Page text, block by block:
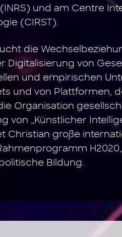
und am Centre
(CIRST).
die
Digitalisierung von
und empirischen
und von Plattformen,
Organisation
von „Künstlicher
Christian große
Bildung.